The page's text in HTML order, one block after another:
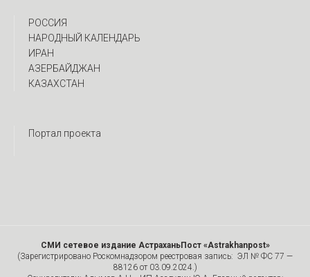
РОССИЯ
НАРОДНЫЙ КАЛЕНДАРЬ
ИРАН
АЗЕРБАЙДЖАН
КАЗАХСТАН
Портал проекта
СМИ сетевое издание АстраханьПост «Astrakhanpost»
(Зарегистрировано Роскомнадзором реестровая запись: ЭЛ № ФС 77 —
88126 от 03.09.2024.)